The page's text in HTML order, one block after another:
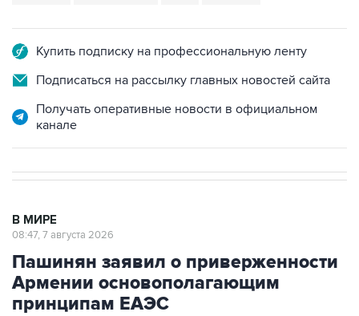
Купить подписку на профессиональную ленту
Подписаться на рассылку главных новостей сайта
Получать оперативные новости в официальном
канале
В МИРЕ
08:47, 7 августа 2026
Пашинян заявил о приверженности
Армении основополагающим
принципам ЕАЭС